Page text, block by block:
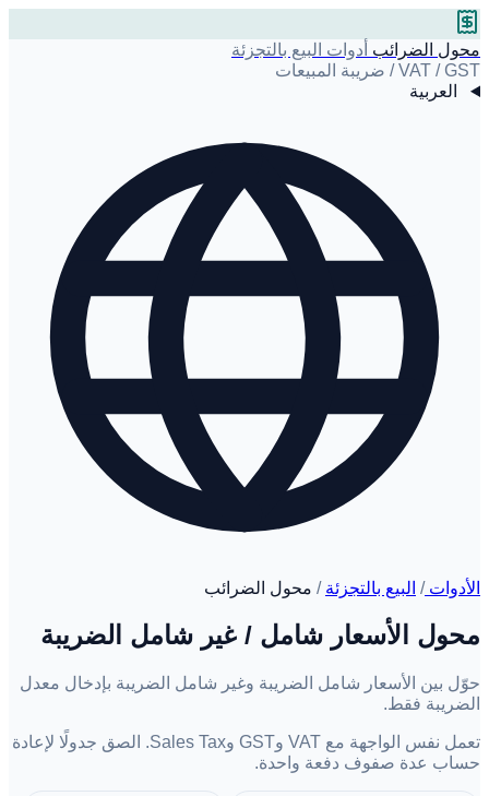
محول الضرائب أدوات البيع بالتجزئة
VAT / GST / ضريبة المبيعات
العربية
الأدوات/ البيع بالتجزئة / محول الضرائب
محول الأسعار شامل / غير شامل الضريبة
حوّل بين الأسعار شامل الضريبة وغير شامل الضريبة بإدخال معدل
الضريبة فقط.
تعمل نفس الواجهة مع VAT وGST وSales Tax. الصق جدولًا لإعادة
حساب عدة صفوف دفعة واحدة.